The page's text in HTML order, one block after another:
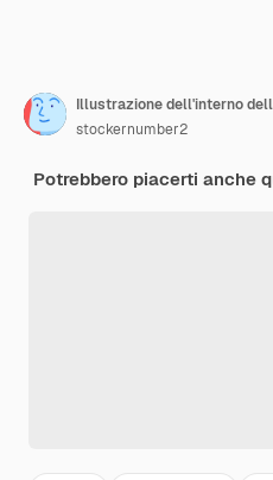
Illustrazione dell'interno
stockernumber2
Potrebbero piacerti anche